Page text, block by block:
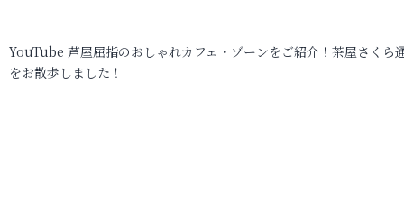
YouTube 芦屋屈指のおしゃれカフェ・ゾーンをご紹介！茶屋さくら
をお散歩しました！